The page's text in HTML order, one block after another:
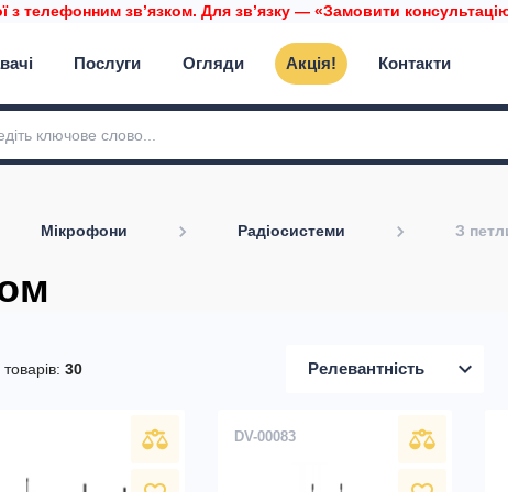
з телефонним звʼязком. Для звʼязку — «Замовити
Послуги Огляди Акція! Контакти
Мікрофони Радіосистеми З
30 Релевантність expand_more
DV-00083